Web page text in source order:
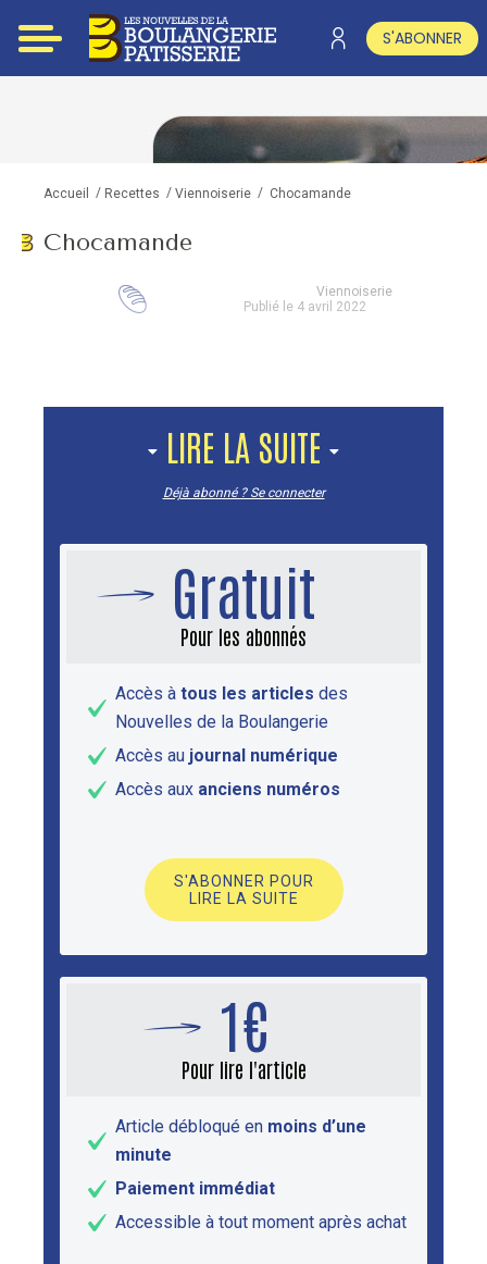
S'ABONNER
Accueil / Recettes / Viennoiserie / Chocamande
Chocamande
Viennoiserie
Publié le 4 avril 2022
LIRE LA SUITE
Déjà abonné ? Se connecter
Gratuit
Pour les abonnés
Accès à tous les articles des
Nouvelles de la Boulangerie
Accès au journal numérique
Accès aux anciens numéros
S'ABONNER POUR
LIRE LA SUITE
1€
Pour lire l'article
Article débloqué en moins d’une
minute
Paiement immédiat
Accessible à tout moment après achat